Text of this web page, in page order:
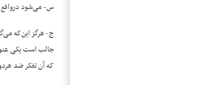
س- می‌شود درواقع
ج- هرگز این‌که
جالب است یکی
که آن تفکر ضد